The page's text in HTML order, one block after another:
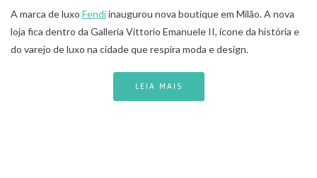
A marca de luxo Fendiinaugurou nova boutique em Milão. A nova
loja fica dentro da Galleria Vittorio Emanuele II, ícone da história e
do varejo de luxo na cidade que respira moda e design.
LEIA MAIS